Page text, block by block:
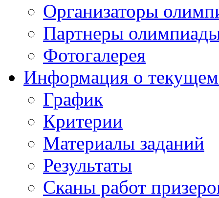
Организаторы
Партнеры
Фотогалерея
Информация о текущем
График
Критерии
Материалы заданий
Результаты
Сканы работ